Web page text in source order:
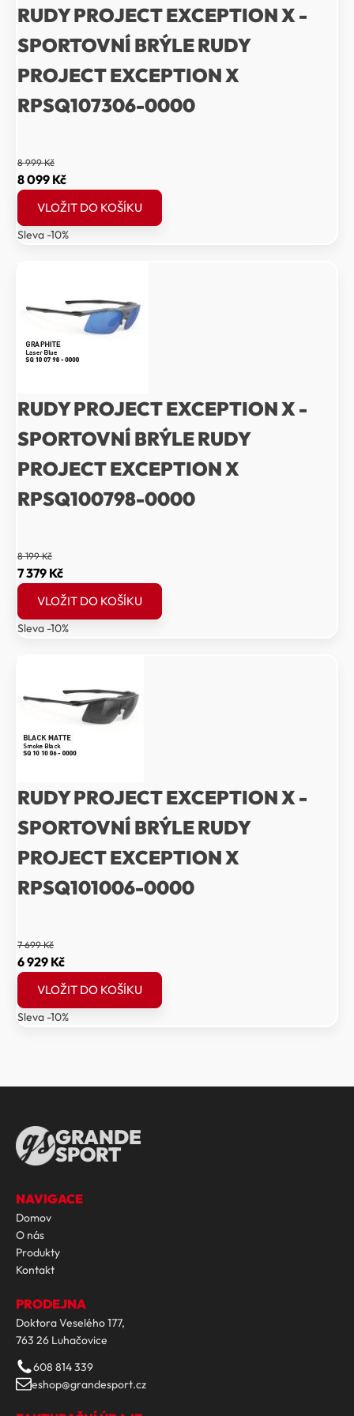
RUDY PROJECT EXCEPTION X -
SPORTOVNÍ BRÝLE RUDY
PROJECT EXCEPTION X
RPSQ107306-0000
8 999Kč
Původní
cena
byla:
8
8 099 KčAktuální
8
VLOŽIT DO KOŠÍKU
Sleva -10%
RUDY PROJECT EXCEPTION X -
SPORTOVNÍ BRÝLE RUDY
PROJECT EXCEPTION X
RPSQ100798-0000
8 199Kč
Původní
cena
byla:
8
7 379 KčAktuální
cena
7
VLOŽIT DO KOŠÍKU
Sleva -10%
RUDY PROJECT EXCEPTION X -
SPORTOVNÍ BRÝLE RUDY
PROJECT EXCEPTION X
RPSQ101006-0000
7 699Kč
Původní
cena
byla:
7
6 929 KčAktuální
cena
6
VLOŽIT DO KOŠÍKU
Sleva -10%
GRANDE
SPORT
NAVIGACE
Domov
O nás
Produkty
Kontakt
PRODEJNA
Doktora Veselého 177,
763 26 Luhačovice
608 814 339
eshop@grandesport.cz